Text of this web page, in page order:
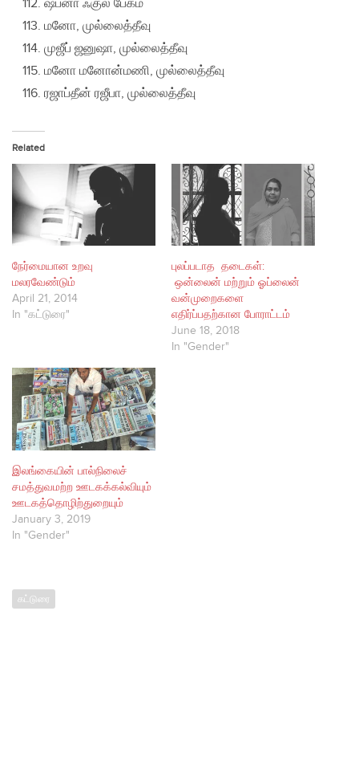
ஷப்னா ஃகுல் பேகம்
மனோ, முல்லைத்தீவு
முஜீப் ஜனுஷா, முல்லைத்தீவு
மனோ மனோன்மணி, முல்லைத்தீவு
ரஜாப்தீன் ரஜீபா, முல்லைத்தீவு
Related
நேர்மையான உறவு
மலரவேண்டும்
April 21, 2014
In "கட்டுரை"
புலப்படாத தடைகள்:
ஒன்லைன் மற்றும் ஓப்லைன்
வன்முறைகளை
எதிர்ப்பதற்கான போராட்டம்
June 18, 2018
In "Gender"
இலங்கையின் பால்நிலைச்
சமத்துவமற்ற ஊடகக்கல்வியும்
ஊடகத்தொழிற்துறையும்
January 3, 2019
In "Gender"
கட்டுரை